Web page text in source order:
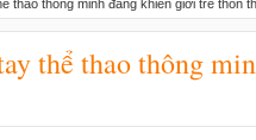
thao thông minh đang khiến giới trẻ thổn
thể thao thông